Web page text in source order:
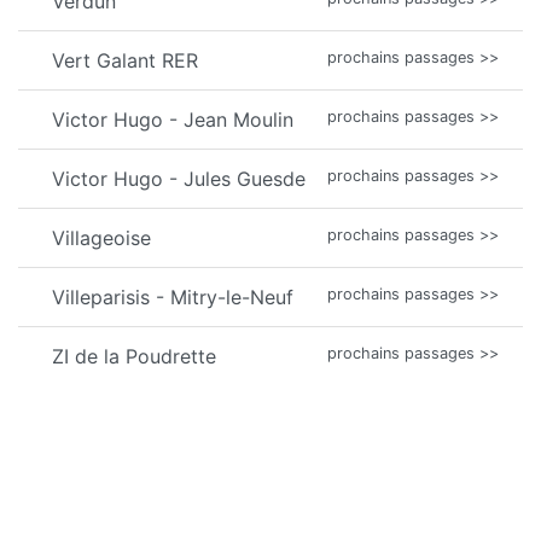
Vert Galant RER prochains passages >>
Victor Hugo - Jean Moulin prochains passages >>
Victor Hugo - Jules Guesde prochains passages >>
Villageoise prochains passages >>
Villeparisis - Mitry-le-Neuf prochains passages >>
ZI de la Poudrette prochains passages >>